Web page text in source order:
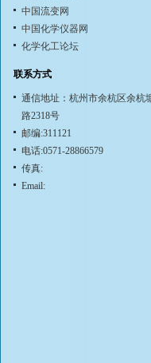
中国流变网
中国化学仪器网
化学化工论坛
联系方式
通信地址：杭州市余杭区余杭
路2318号
邮编:311121
电话:0571-28866579
传真:
Email: